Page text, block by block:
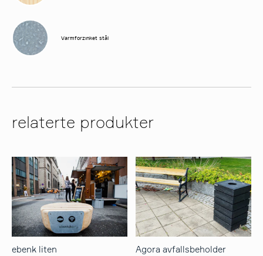
Varmforzinket stål
relaterte produkter
ebenk liten Agora avfallsbeholder